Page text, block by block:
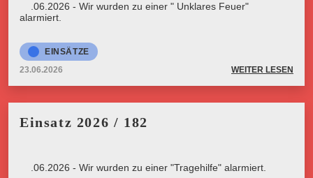
23.06.2026 - Wir wurden zu einer " Unklares Feuer"
alarmiert.
EINSÄTZE
23.06.2026
WEITER LESEN
Einsatz 2026 / 182
23.06.2026 - Wir wurden zu einer "Tragehilfe" alarmiert.